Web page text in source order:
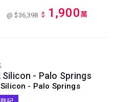
@ $36,398 $ 1,900萬
Silicon - Palo Springs
- Palo Springs